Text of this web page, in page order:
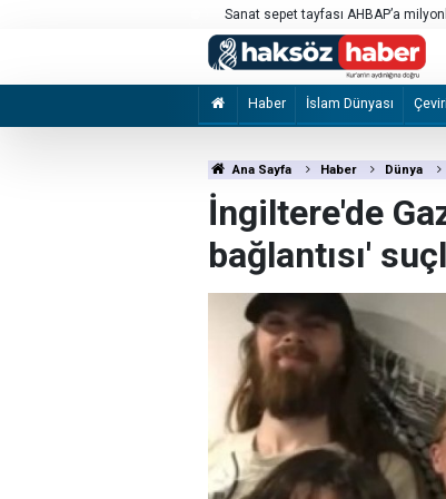
Sanat sepet tayfası AHBAP’a
Haber İslam Dünyası Çeviri
Ana Sayfa Haber Dünya
İngiltere'de
bağlantısı'